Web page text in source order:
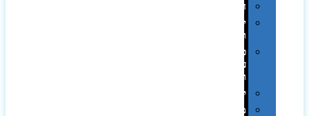
חגים
יין
ומארזים
כלי
עבודה
ופנסים
למטבח
מוצרי